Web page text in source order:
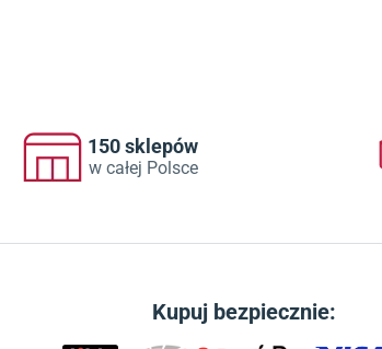
150 sklepów
w całej Polsce
Kupuj bezpiecznie: